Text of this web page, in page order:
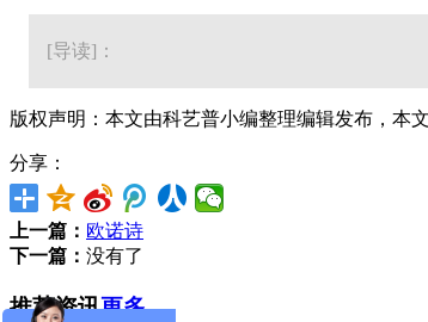
[导读]：
版权声明：本文由科艺普小编整理编辑发布，本
分享：
上一篇： 欧诺诗
下一篇： 没有了
推荐资讯更多